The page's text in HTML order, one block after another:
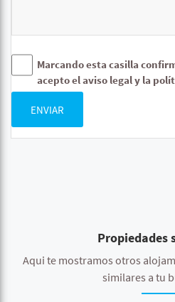
Marcando esta casilla
acepto el aviso legal y la
ENVIAR
Propiedades
Aqui te mostramos otros
similares a tu